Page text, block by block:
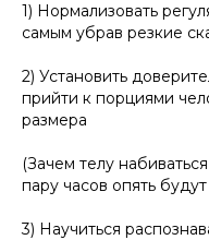
1) Нормализовать
самым убрав резкие
2) Установить
прийти к порциями
размера
(Зачем телу
пару часов опять
3) Научиться